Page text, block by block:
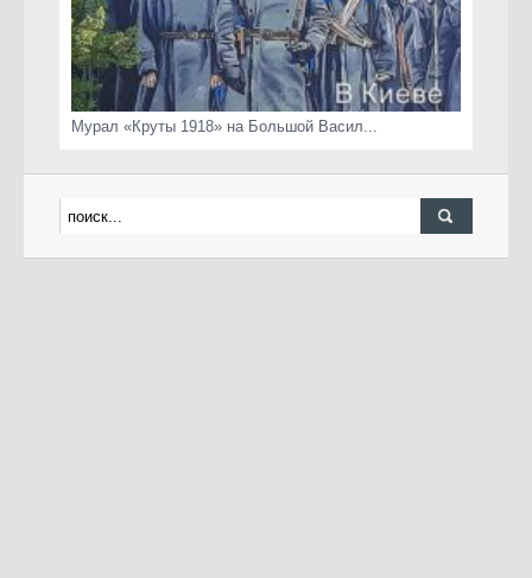
Мурал «Круты 1918» на Большой Васил...